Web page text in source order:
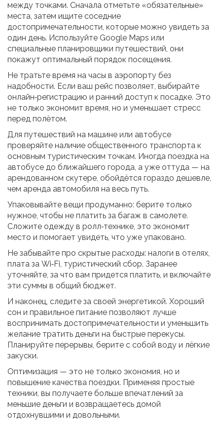
между точками. Сначала отметьте «обязательные»
места, затем ищите соседние
достопримечательности, которые можно увидеть за
один день. Используйте Google Maps или
специальные планировщики путешествий, они
покажут оптимальный порядок посещения.
Не тратьте время на часы в аэропорту без
надобности. Если ваш рейс позволяет, выбирайте
онлайн‑регистрацию и ранний доступ к посадке. Это
не только экономит время, но и уменьшает стресс
перед полётом.
Для путешествий на машине или автобусе
проверяйте наличие общественного транспорта к
основным туристическим точкам. Иногда поездка на
автобусе до ближайшего города, а уже оттуда — на
арендованном скутере, обойдётся гораздо дешевле,
чем аренда автомобиля на весь путь.
Упаковывайте вещи продуманно: берите только
нужное, чтобы не платить за багаж в самолете.
Сложите одежду в ролл‑технике, это экономит
место и помогает увидеть, что уже упаковано.
Не забывайте про скрытые расходы: налоги в отелях,
плата за Wi‑Fi, туристический сбор. Заранее
уточняйте, за что вам придется платить, и включайте
эти суммы в общий бюджет.
И наконец, следите за своей энергетикой. Хороший
сон и правильное питание позволяют лучше
воспринимать достопримечательности и уменьшить
желание тратить деньги на быстрые перекусы.
Планируйте перерывы, берите с собой воду и лёгкие
закуски.
Оптимизация — это не только экономия, но и
повышение качества поездки. Применяя простые
техники, вы получаете больше впечатлений за
меньшие деньги и возвращаетесь домой
отдохнувшими и довольными.